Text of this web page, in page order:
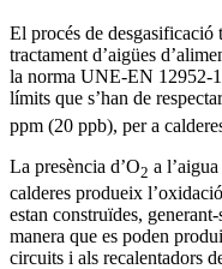
El procés de desgasificació
tractament d’aigües
la norma UNE-EN 12952-
límits que s’han de
ppm (20 ppb), per a
La presència d’O2 a
calderes produeix
estan construïdes,
manera que es poden
circuits i als recalentadors